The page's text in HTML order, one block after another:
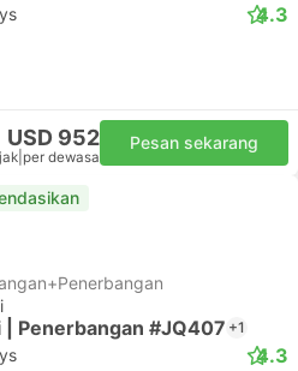
4.3
USD 952
per dewasa
Pesan sekarang
| Penerbangan #JQ407 +1
4.3